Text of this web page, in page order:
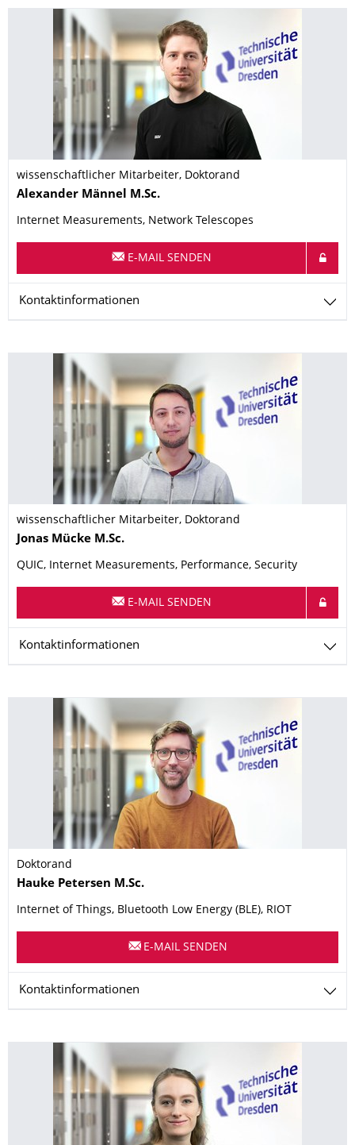
wissenschaftlicher Mitarbeiter, Doktorand
Name
Alexander Männel M.Sc.
Internet Measurements, Network Telescopes
E-MAIL SENDEN
Kontaktinformationen
wissenschaftlicher Mitarbeiter, Doktorand
Name
Jonas Mücke M.Sc.
QUIC, Internet Measurements, Performance, Security
E-MAIL SENDEN
Kontaktinformationen
Doktorand
Name
Hauke Petersen M.Sc.
Internet of Things, Bluetooth Low Energy (BLE), RIOT
E-MAIL SENDEN
Kontaktinformationen